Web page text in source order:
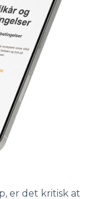
er det kritisk at